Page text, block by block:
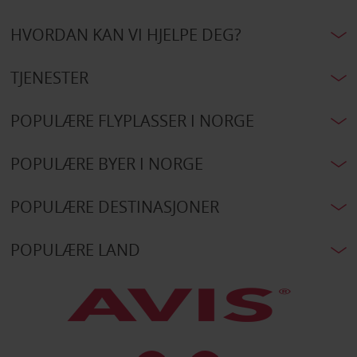
HVORDAN KAN VI HJELPE DEG?
TJENESTER
POPULÆRE FLYPLASSER I NORGE
POPULÆRE BYER I NORGE
POPULÆRE DESTINASJONER
POPULÆRE LAND